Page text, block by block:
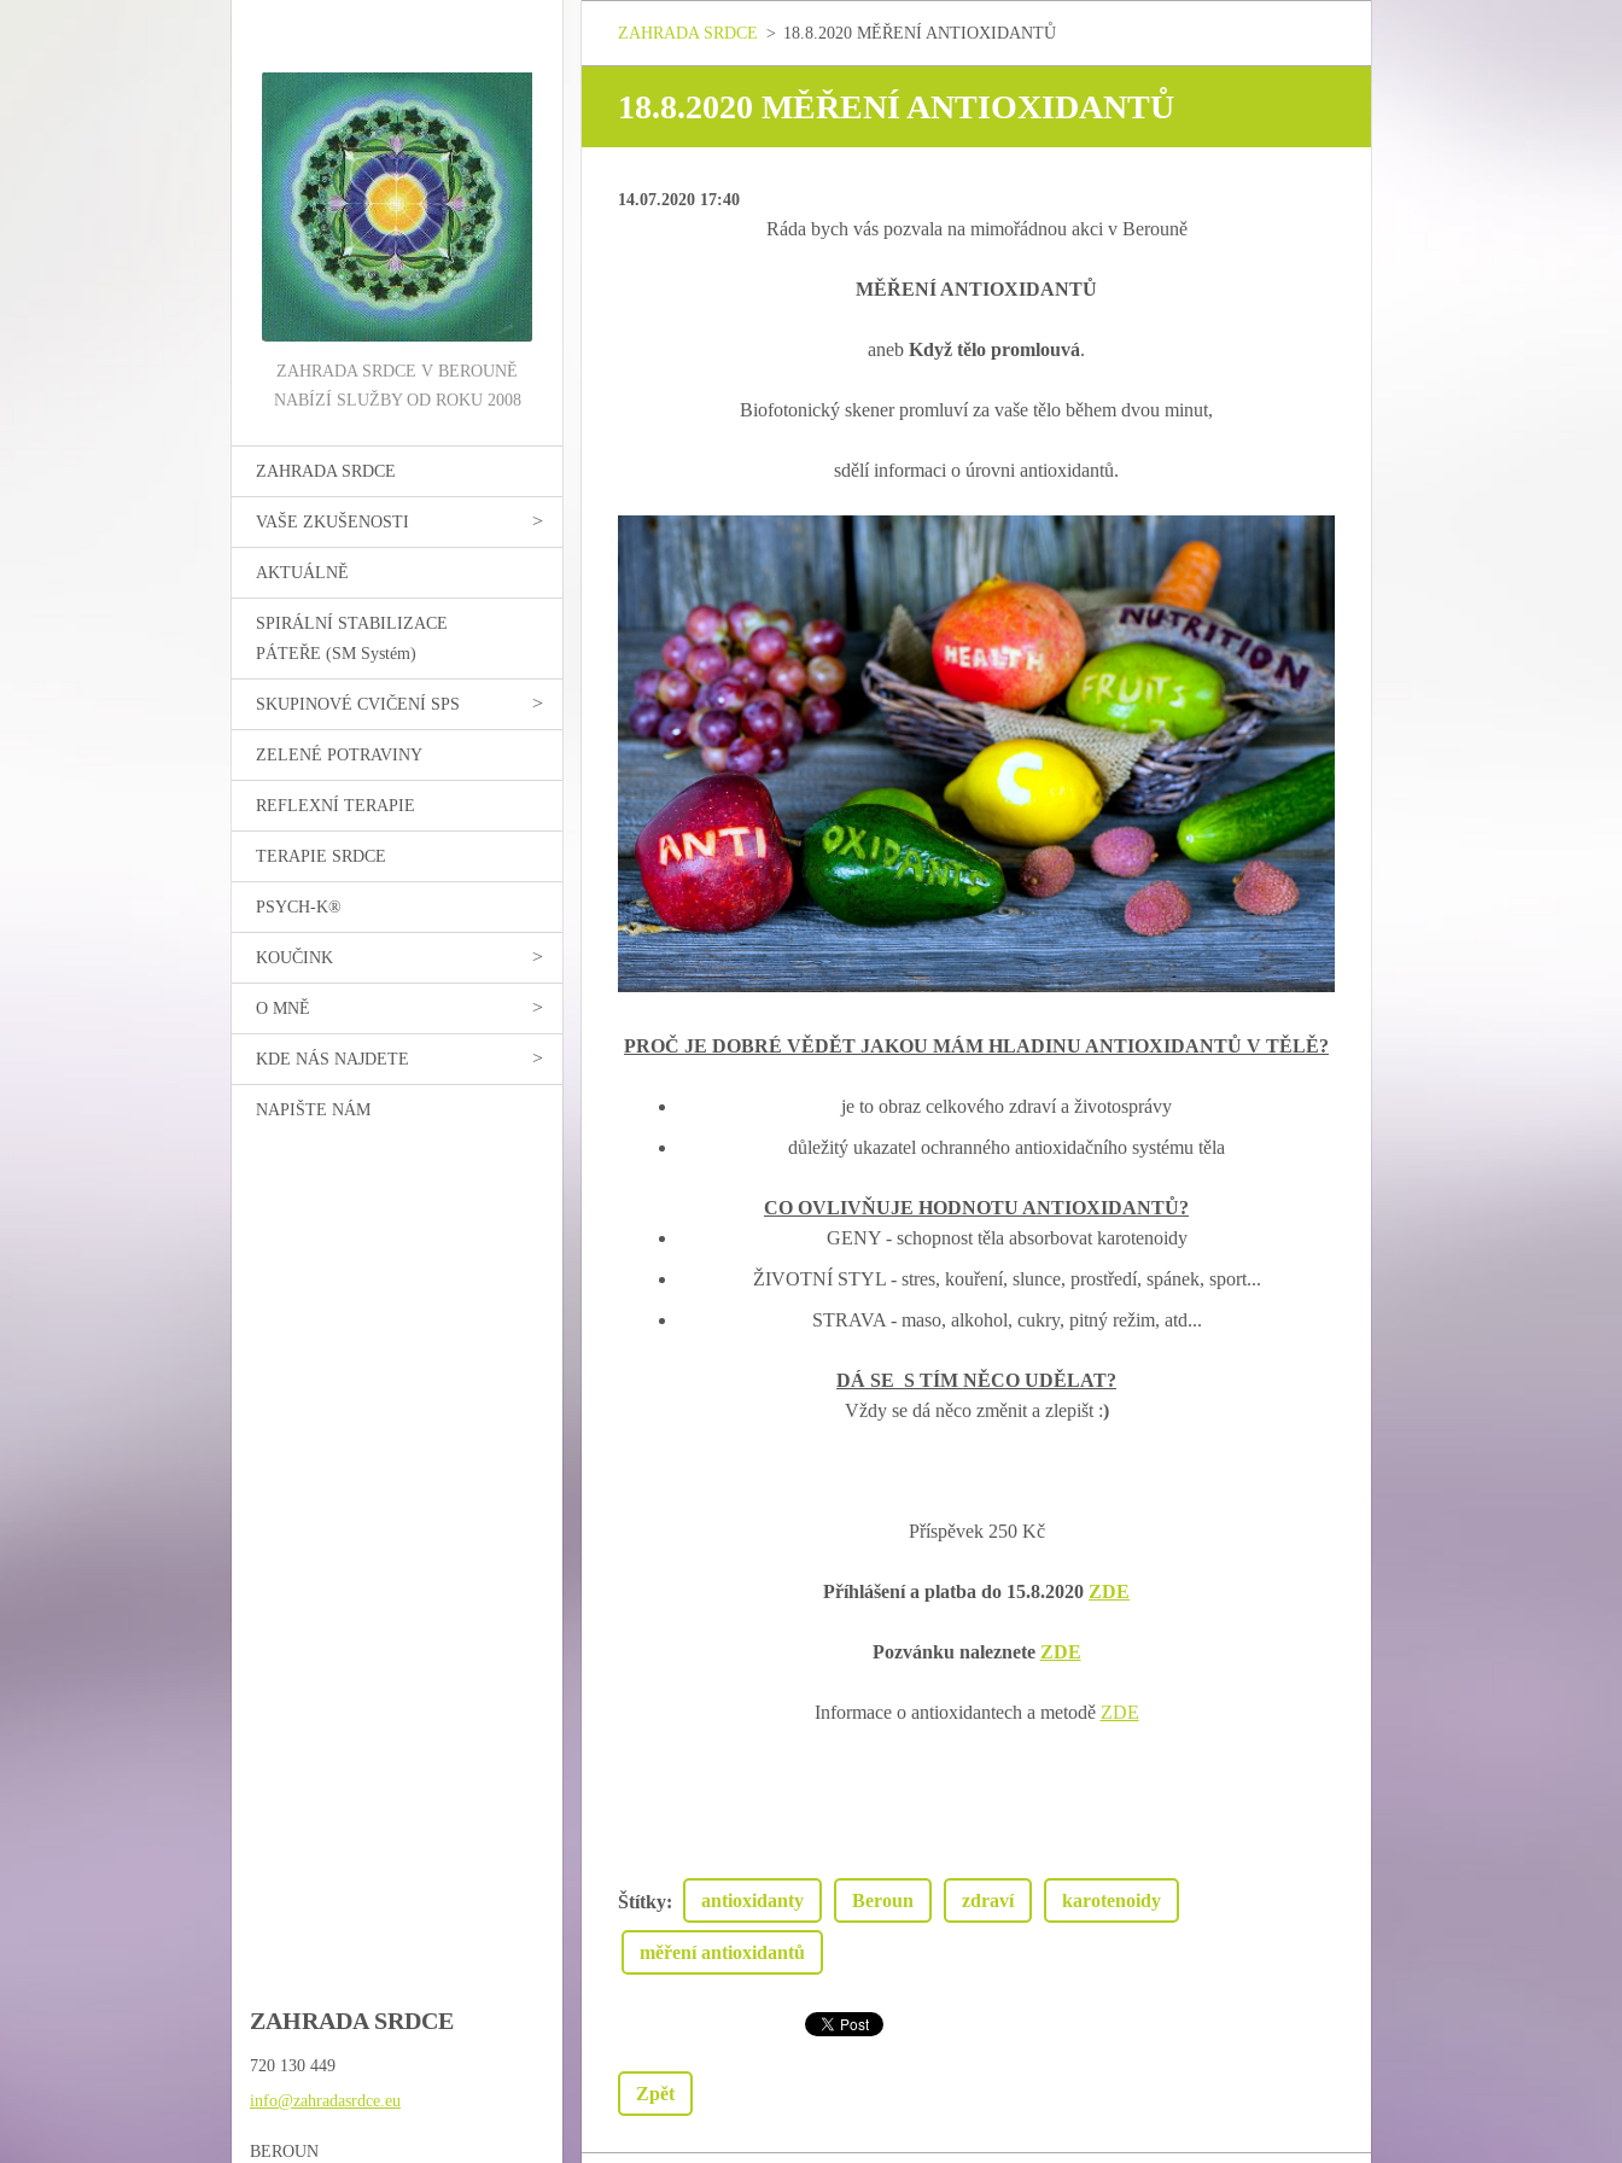
ZAHRADA SRDCE V BEROUNĚ
NABÍZÍ SLUŽBY OD ROKU 2008
ZAHRADA SRDCE
VAŠE ZKUŠENOSTI
AKTUÁLNĚ
SPIRÁLNÍ STABILIZACE
PÁTEŘE (SM Systém)
SKUPINOVÉ CVIČENÍ SPS
ZELENÉ POTRAVINY
REFLEXNÍ TERAPIE
TERAPIE SRDCE
PSYCH-K®
KOUČINK
O MNĚ
KDE NÁS NAJDETE
NAPIŠTE NÁM
ZAHRADA SRDCE
720 130 449
info@zahradasrdce.eu
BEROUN
ZAHRADA SRDCE > 18.8.2020 MĚŘENÍ ANTIOXIDANTŮ
18.8.2020 MĚŘENÍ ANTIOXIDANTŮ
14.07.2020 17:40
Ráda bych vás pozvala na mimořádnou akci v Berouně
MĚŘENÍ ANTIOXIDANTŮ
anebKdyž tělo promlouvá.
Biofotonický skener promluví za vaše tělo během dvou minut,
sdělí informaci o úrovni antioxidantů.
PROČ JE DOBRÉ VĚDĚT JAKOU MÁM HLADINU ANTIOXIDANTŮ V TĚLĚ?
je to obraz celkového zdraví a životosprávy
důležitý ukazatel ochranného antioxidačního systému těla
CO OVLIVŇUJE HODNOTU ANTIOXIDANTŮ?
GENY - schopnost těla absorbovat karotenoidy
ŽIVOTNÍ STYL - stres, kouření, slunce, prostředí, spánek, sport...
STRAVA - maso, alkohol, cukry, pitný režim, atd...
DÁ SE S TÍM NĚCO UDĚLAT?
Vždy se dá něco změnit a zlepišt :)
Příspěvek 250 Kč
Příhlášení a platba do 15.8.2020 ZDE
Pozvánku naleznete ZDE
Informace o antioxidantech a metodě ZDE
Štítky: antioxidanty Beroun zdraví karotenoidy
měření antioxidantů
Zpět